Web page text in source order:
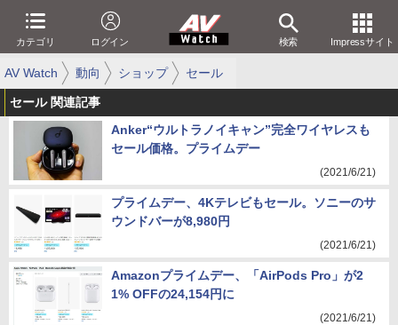
カテゴリ ログイン 検索 Impressサイト
AV Watch 動向 ショップ セール
セール 関連記事
Anker“ウルトラノイキャン”完全ワイヤレスも
セール価格。プライムデー
(2021/6/21)
プライムデー、4Kテレビもセール。ソニーのサ
ウンドバーが8,980円
(2021/6/21)
Amazonプライムデー、「AirPods Pro」が2
1% OFFの24,154円に
(2021/6/21)